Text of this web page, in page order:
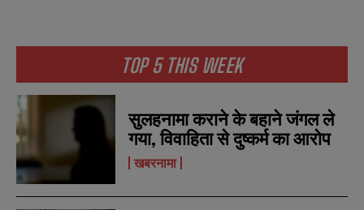
TOP 5 THIS WEEK
सुलहनामा कराने के बहाने जंगल ले
गया, विवाहिता से दुष्कर्म का आरोप
खबरनामा